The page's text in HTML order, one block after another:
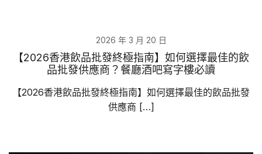
2026 年 3 月 20 日
【2026香港飲品批發終極指南】如何選擇最佳的飲
品批發供應商？餐廳酒吧寫字樓必讀
【2026香港飲品批發終極指南】如何選擇最佳的飲品批發
供應商 […]